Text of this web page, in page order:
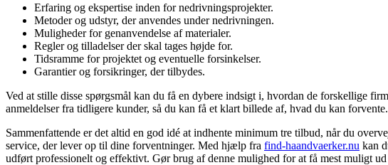
Erfaring og ekspertise inden for nedrivningsprojekter.
Metoder og udstyr, der anvendes under nedrivningen.
Muligheder for genanvendelse af materialer.
Regler og tilladelser der skal tages højde for.
Tidsramme for projektet og eventuelle forsinkelser.
Garantier og forsikringer, der tilbydes.
Ved at stille disse spørgsmål kan du få en dybere indsigt i, hvordan de forskellige
anmeldelser fra tidligere kunder, så du kan få et klart billede af, hvad du kan forvente.
Sammenfattende er det altid en god idé at indhente minimum tre tilbud, når du
service, der lever op til dine forventninger. Med hjælp fra find-haandvaerker.nu kan
udført professionelt og effektivt. Gør brug af denne mulighed for at få mest muligt